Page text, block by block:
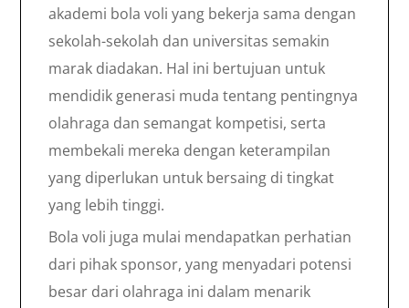
akademi bola voli yang bekerja sama dengan
sekolah-sekolah dan universitas semakin
marak diadakan. Hal ini bertujuan untuk
mendidik generasi muda tentang pentingnya
olahraga dan semangat kompetisi, serta
membekali mereka dengan keterampilan
yang diperlukan untuk bersaing di tingkat
yang lebih tinggi.
Bola voli juga mulai mendapatkan perhatian
dari pihak sponsor, yang menyadari potensi
besar dari olahraga ini dalam menarik